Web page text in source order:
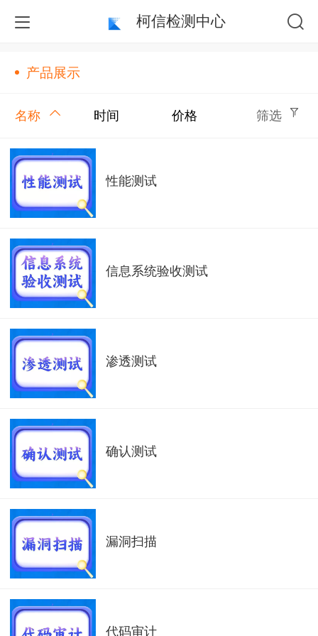
柯信检测中心
产品展示
名称 时间 价格 筛选
性能测试
信息系统验收测试
渗透测试
确认测试
漏洞扫描
代码审计